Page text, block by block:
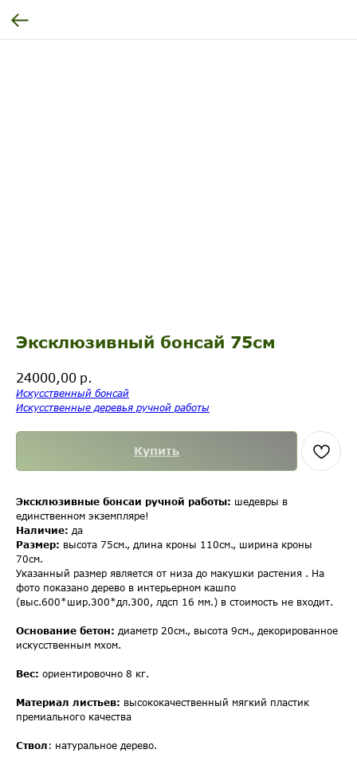
Эксклюзивный бонсай 75см
24000,00 р.
Искусственный бонсай
Искусственные деревья ручной работы
Купить
Эксклюзивные бонсаи ручной работы: шедевры в
единственном экземпляре!
Наличие: да
Размер: высота 75см., длина кроны 110см., ширина кроны
70см.
Указанный размер является от низа до макушки растения . На
фото показано дерево в интерьерном кашпо
(выс.600*шир.300*дл.300, лдсп 16 мм.) в стоимость не входит.
Основание бетон: диаметр 20см., высота 9см., декорированное
искусственным мхом.
Вес: ориентировочно 8 кг.
Материал листьев: высококачественный мягкий пластик
премиального качества
Ствол : натуральное дерево.